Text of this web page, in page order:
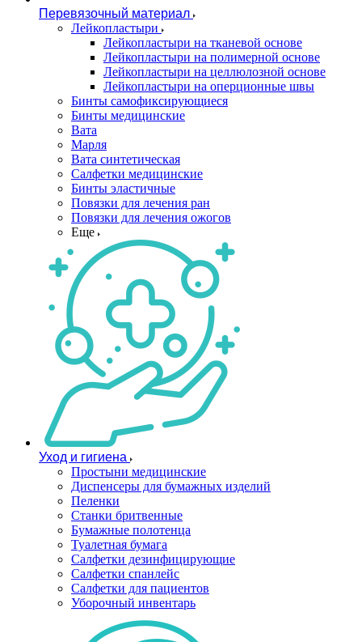
Перевязочный материал
Лейкопластыри
Лейкопластыри на тканевой основе
Лейкопластыри на полимерной основе
Лейкопластыри на целлюлозной основе
Лейкопластыри на оперционные швы
Бинты самофиксирующиеся
Бинты медицинские
Вата
Марля
Вата синтетическая
Салфетки медицинские
Бинты эластичные
Повязки для лечения ран
Повязки для лечения ожогов
Еще
Уход и гигиена
Простыни медицинские
Диспенсеры для бумажных изделий
Пеленки
Станки бритвенные
Бумажные полотенца
Туалетная бумага
Салфетки дезинфицирующие
Салфетки спанлейс
Салфетки для пациентов
Уборочный инвентарь